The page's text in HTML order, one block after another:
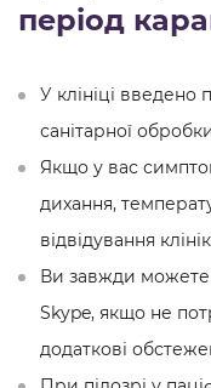
період
У клініці введено
санітарної
Якщо у вас
дихання,
відвідування
Ви завжди можете
Skype, якщо не
додаткові